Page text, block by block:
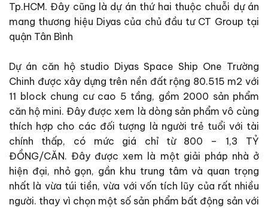
Tp.HCM. Đây cũng là dự án thứ hai thuộc chuỗi dự án
mang thương hiệu Diyas của chủ đầu tư CT Group tại
quận Tân Bình
Dự án căn hộ studio Diyas Space Ship One Trường
Chinh được xây dựng trên nền đất rộng 80.515 m2 với
11 block chung cư cao 5 tầng, gồm 2000 sản phẩm
căn hộ mini. Đây được xem là dòng sản phẩm vô cùng
thích hợp cho các đối tượng là người trẻ tuổi với tài
chính thấp, có mức giá chỉ từ 800 – 1,3 TỶ
ĐỒNG/CĂN. Đây được xem là một giải pháp nhà ở
hiện đại, nhỏ gọn, gần khu trung tâm và quan trọng
nhất là vừa túi tiền, vừa với vốn tích lũy của rất nhiều
người. thay vì chọn một số sản phẩm bất động sản với